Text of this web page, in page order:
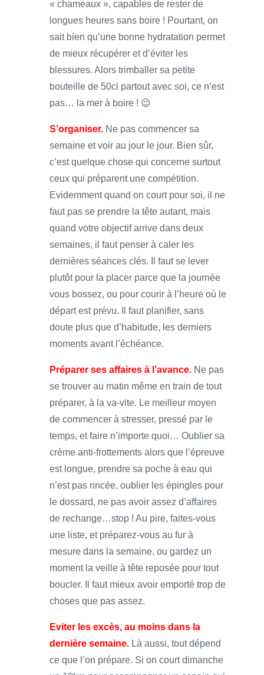
« chameaux », capables de rester de
longues heures sans boire ! Pourtant, on
sait bien qu’une bonne hydratation permet
de mieux récupérer et d’éviter les
blessures. Alors trimballer sa petite
bouteille de 50cl partout avec soi, ce n’est
pas… la mer à boire ! 😉
S’organiser. Ne pas commencer sa
semaine et voir au jour le jour. Bien sûr,
c’est quelque chose qui concerne surtout
ceux qui préparent une compétition.
Evidemment quand on court pour soi, il ne
faut pas se prendre la tête autant, mais
quand votre objectif arrive dans deux
semaines, il faut penser à caler les
dernières séances clés. Il faut se lever
plutôt pour la placer parce que la journée
vous bossez, ou pour courir à l’heure où le
départ est prévu. Il faut planifier, sans
doute plus que d’habitude, les derniers
moments avant l’échéance.
Préparer ses affaires à l’avance. Ne pas
se trouver au matin même en train de tout
préparer, à la va-vite. Le meilleur moyen
de commencer à stresser, pressé par le
temps, et faire n’importe quoi… Oublier sa
crème anti-frottements alors que l’épreuve
est longue, prendre sa poche à eau qui
n’est pas rincée, oublier les épingles pour
le dossard, ne pas avoir assez d’affaires
de rechange…stop ! Au pire, faites-vous
une liste, et préparez-vous au fur à
mesure dans la semaine, ou gardez un
moment la veille à tête reposée pour tout
boucler. Il faut mieux avoir emporté trop de
choses que pas assez.
Eviter les excès, au moins dans la
dernière semaine. Là aussi, tout dépend
ce que l’on prépare. Si on court dimanche